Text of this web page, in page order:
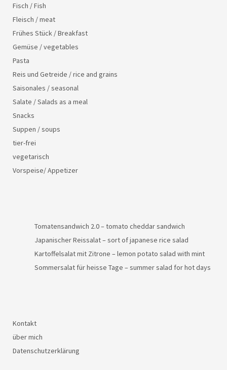
Fisch / Fish
Fleisch / meat
Frühes Stück / Breakfast
Gemüse / vegetables
Pasta
Reis und Getreide / rice and grains
Saisonales / seasonal
Salate / Salads as a meal
Snacks
Suppen / soups
tier-frei
vegetarisch
Vorspeise/ Appetizer
Tomatensandwich 2.0 – tomato cheddar sandwich
Japanischer Reissalat – sort of japanese rice salad
Kartoffelsalat mit Zitrone – lemon potato salad with mint
Sommersalat für heisse Tage – summer salad for hot days
Kontakt
über mich
Datenschutzerklärung